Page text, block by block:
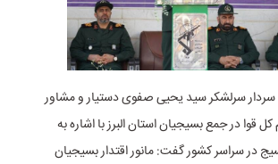
سردار سرلشکر سید یحیی صفوی دستیار و مشاور
قوا در جمع بسیجیان استان البرز با اشاره به
در سراسر کشور گفت: مانور اقتدار بسیجیان